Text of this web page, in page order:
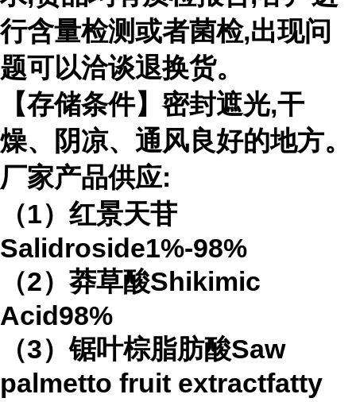
行含量检测或者菌检,出现问
题可以洽谈退换货。
【存储条件】密封遮光,干
燥、阴凉、通风良好的地方。
厂家产品供应:
（1）红景天苷
Salidroside1%-98%
（2）莽草酸Shikimic
Acid98%
（3）锯叶棕脂肪酸Saw
palmetto fruit extractfatty